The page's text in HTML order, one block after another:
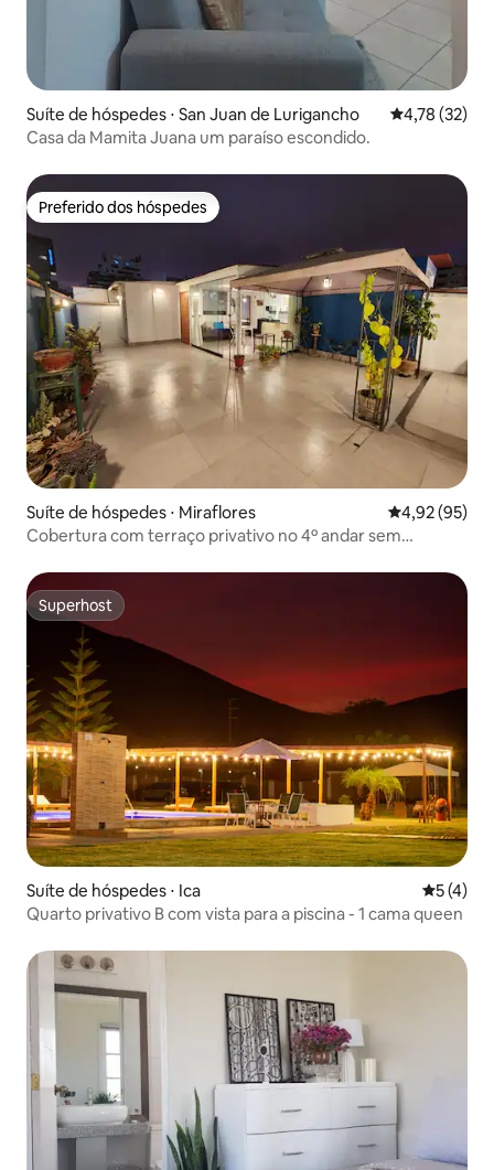
Suíte de hóspedes ⋅ San Juan de Lurigancho 4,78 de uma
4,78 (32)
Casa da Mamita Juana um paraíso escondido.
Preferido dos hóspedes
Preferido dos hóspedes
Suíte de hóspedes ⋅ Miraflores 4,92 de uma
4,92 (95)
Cobertura com terraço privativo no 4º andar sem
Superhost
Superhost
Suíte de hóspedes ⋅ Ica 5 de
5 (4)
Quarto privativo B com vista para a piscina - 1 cama queen